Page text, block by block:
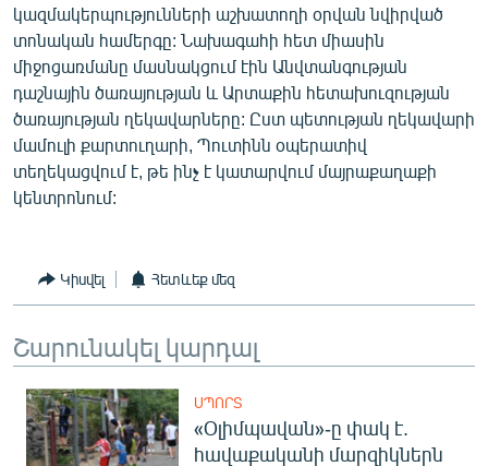
կազմակերպությունների աշխատողի օրվան նվիրված
տոնական համերգը: Նախագահի հետ միասին
միջոցառմանը մասնակցում էին Անվտանգության
դաշնային ծառայության և Արտաքին հետախուզության
ծառայության ղեկավարները: Ըստ պետության ղեկավարի
մամուլի քարտուղարի, Պուտինն օպերատիվ
տեղեկացվում է, թե ինչ է կատարվում մայրաքաղաքի
կենտրոնում:
Կիսվել Հետևեք մեզ
Շարունակել կարդալ
ՍՊՈՐՏ
«Օլիմպավան»-ը փակ է.
հավաքականի մարզիկներն